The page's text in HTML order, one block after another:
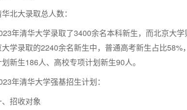
北大录取总人数：
年清华大学录取了3400余名本科新生，而北京大
大学录取的2240余名新生中，普通高考新生占比
新生186人、高校专项计划新生90人。
年清华大学强基招生计划：
招收对象